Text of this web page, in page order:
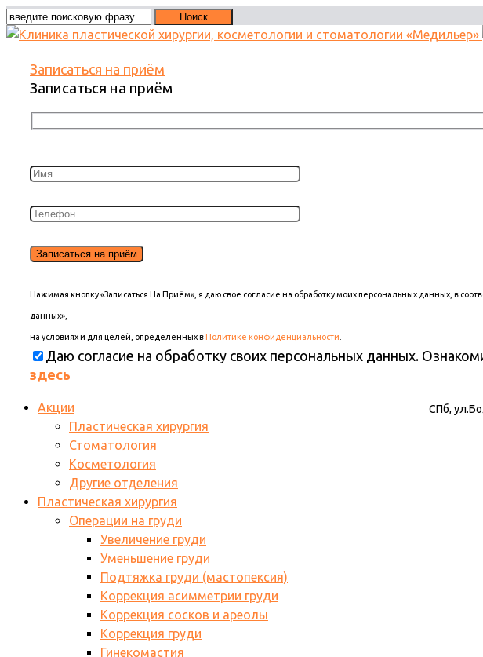
Записаться на приём
Записаться на приём
Нажимая кнопку «Записаться На Приём», я даю свое согласие на обработку моих персональных данных, в
данных»,
на условиях и для целей, определенных в Политике конфиденциальности
Даю согласие на обработку своих персональных данных.
здесь
СПб,
Акции
Пластическая хирургия
Стоматология
Косметология
Другие отделения
Пластическая хирургия
Операции на груди
Увеличение груди
Уменьшение груди
Подтяжка груди (мастопексия)
Коррекция асимметрии груди
Коррекция сосков и ареолы
Коррекция груди
Гинекомастия